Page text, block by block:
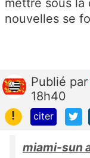
mettre sous la
nouvelles se
Publié par
18h40
!
citer
miami-sun